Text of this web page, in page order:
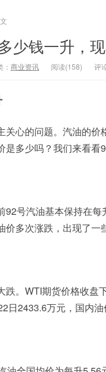
少钱一升，
： 商业资讯 阅读(158) 评
关心的问题。汽油的
多少吗？我们来看看
92号汽油基本保持在
多次涨跌，出现了一
跌。WTI期货价格收盘
日2433.6万元，国内油